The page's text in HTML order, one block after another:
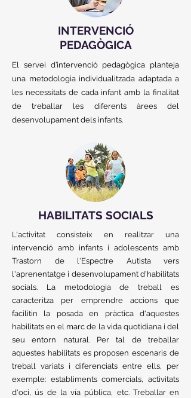
INTERVENCIÓ
PEDAGÒGICA
El servei d’intervenció pedagògica planteja
una metodologia individualitzada adaptada a
les necessitats de cada infant amb la finalitat
de treballar les diferents àrees del
desenvolupament dels infants.
HABILITATS SOCIALS
L'activitat consisteix en realitzar una
intervenció amb infants i adolescents amb
Trastorn de l'Espectre Autista vers
l'aprenentatge i desenvolupament d'habilitats
socials. La metodologia de treball es
caracteritza per emprendre accions que
facilitin la posada en pràctica d'aquestes
habilitats en el marc de la vida quotidiana i del
seu entorn natural. Per tal de treballar
aquestes habilitats es proposen escenaris de
treball variats i diferenciats entre ells, per
exemple: establiments comercials, activitats
d'oci, ús de la vía pública, etc. Treballar en